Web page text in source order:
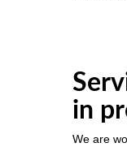
in
We are